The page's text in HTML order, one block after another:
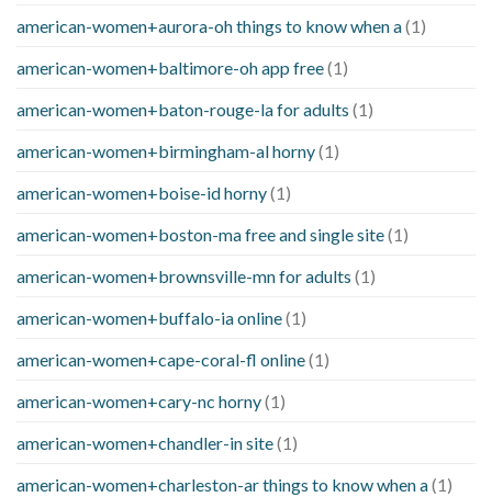
american-women+aurora-oh things to know when a(1)
american-women+baltimore-oh app free(1)
american-women+baton-rouge-la for adults (1)
american-women+birmingham-al horny(1)
american-women+boise-id horny(1)
american-women+boston-ma free and single site(1)
american-women+brownsville-mn for adults (1)
american-women+buffalo-ia online(1)
american-women+cape-coral-fl online(1)
american-women+cary-nc horny(1)
american-women+chandler-in site(1)
american-women+charleston-ar things to know when a(1)